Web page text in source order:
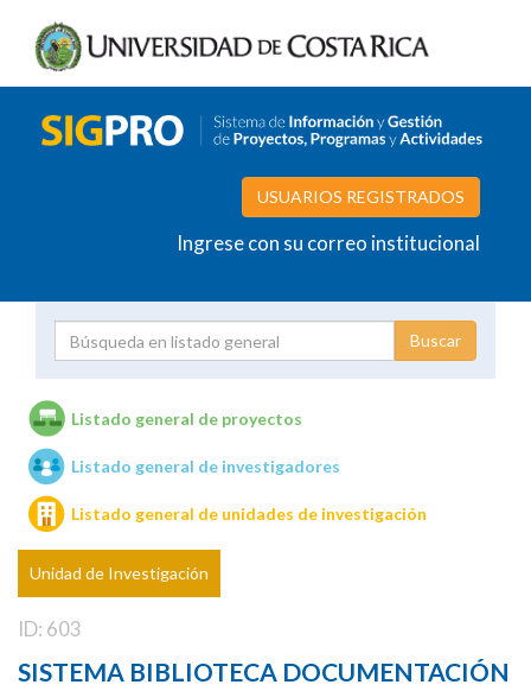
USUARIOS REGISTRADOS
Ingrese con su correo institucional
Unidades de investigación
Listado general de proyectos
Listado general de investigadores
Listado general de unidades de investigación
Unidad de Investigación
ID: 603
SISTEMA BIBLIOTECA DOCUMENTACIÓN